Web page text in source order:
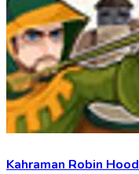
Kahraman Robin Hood